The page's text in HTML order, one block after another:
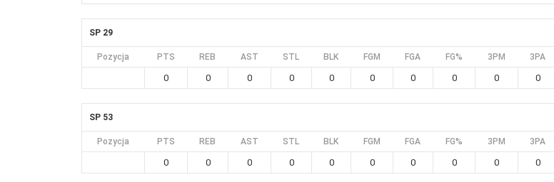
SP 29
Pozycja PTS REB AST STL BLK FGM FGA FG% 3PM 3PA
0 0 0 0 0 0 0 0 0 0
SP 53
Pozycja PTS REB AST STL BLK FGM FGA FG% 3PM 3PA
0 0 0 0 0 0 0 0 0 0